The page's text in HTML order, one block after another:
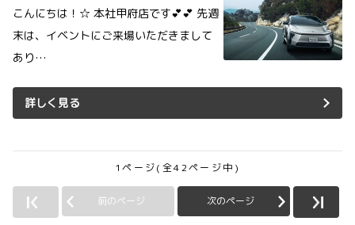
こんにちは！☆ 本社甲府店です💕💕 先週
末は、イベントにご来場いただきまして
あり…
詳しく見る
1ページ(全42ページ中)
前のページ 次のページ